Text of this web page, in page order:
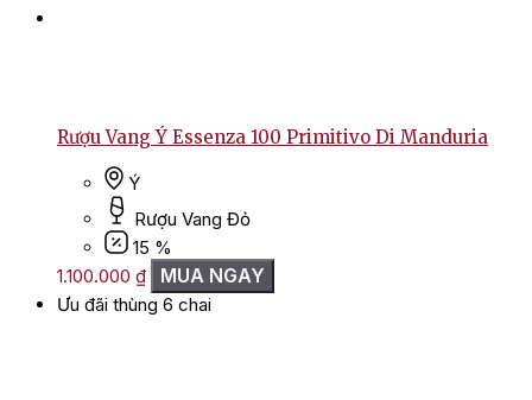
Rượu Vang Ý Essenza 100 Primitivo Di Manduria
Ý
Rượu Vang Đỏ
15 %
1.100.000 ₫ MUA NGAY
Ưu đãi thùng 6 chai